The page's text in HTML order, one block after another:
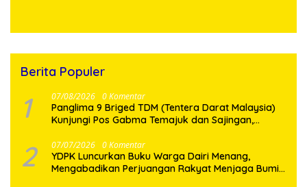
Berita Populer
1 07/08/2026 0 Komentar
Panglima 9 Briged TDM (Tentera Darat Malaysia)
Kunjungi Pos Gabma Temajuk dan Sajingan,
2 07/07/2026 0 Komentar
YDPK Luncurkan Buku Warga Dairi Menang,
Mengabadikan Perjuangan Rakyat Menjaga Bumi